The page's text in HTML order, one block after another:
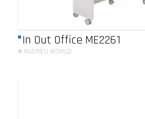
In Out Office ME2261
#ANDREU WORLD